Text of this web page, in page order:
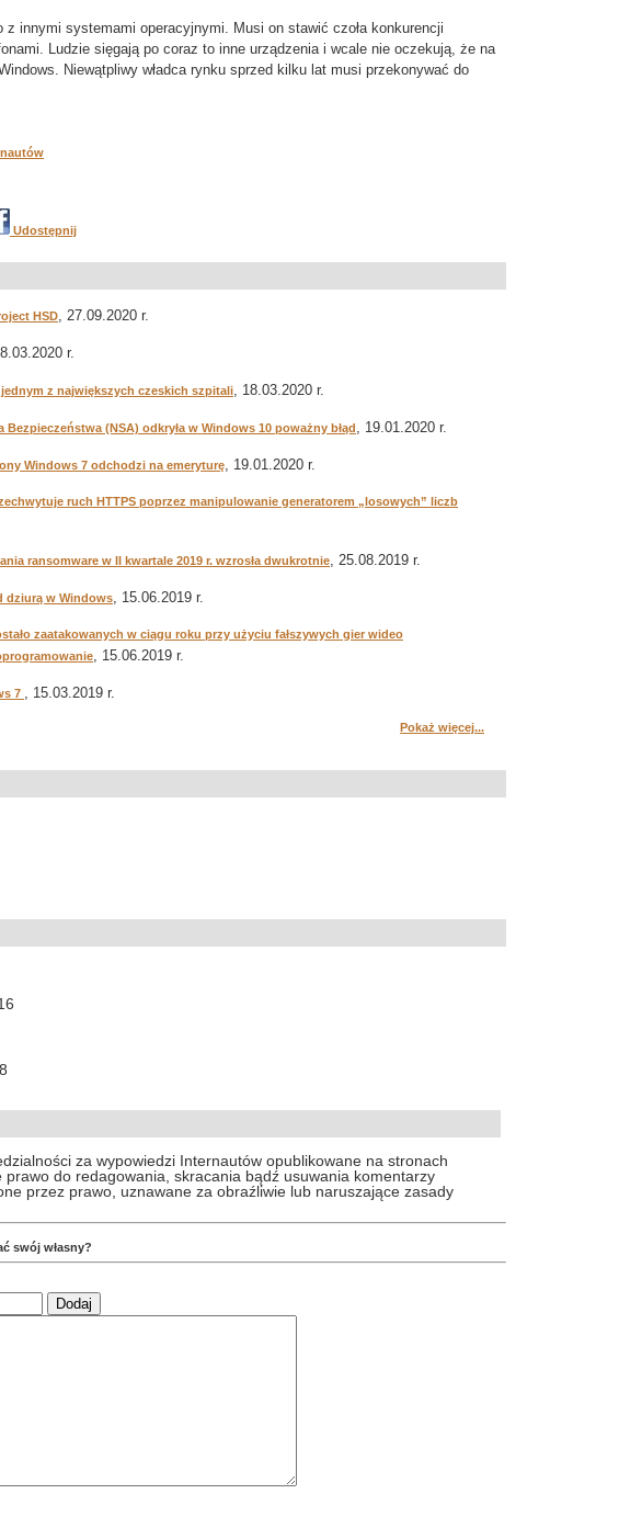
innymi systemami operacyjnymi. Musi on stawić czoła konkurencji
Ludzie sięgają po coraz to inne urządzenia i wcale nie oczekują, że na
Niewątpliwy władca rynku sprzed kilku lat musi przekonywać do
Udostępnij
HSD, 27.09.2020 r.
r.
z największych czeskich szpitali, 18.03.2020 r.
(NSA) odkryła w Windows 10 poważny błąd, 19.01.2020 r.
Windows 7 odchodzi na emeryturę, 19.01.2020 r.
ruch HTTPS poprzez manipulowanie generatorem „losowych” liczb
ransomware w II kwartale 2019 r. wzrosła dwukrotnie, 25.08.2019 r.
dziurą w Windows, 15.06.2019 r.
zaatakowanych w ciągu roku przy użyciu fałszywych gier wideo
, 15.06.2019 r.
7 , 15.03.2019 r.
Pokaż więcej...
za wypowiedzi Internautów opublikowane na stronach
do redagowania, skracania bądź usuwania komentarzy
przez prawo, uznawane za obraźliwie lub naruszające zasady
swój własny?